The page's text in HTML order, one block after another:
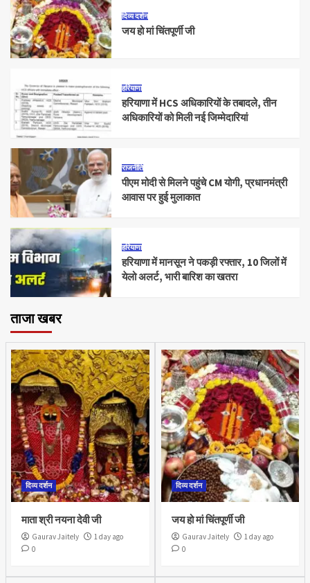
दिव्य दर्शन
जय हो मां चिंतपूर्णी जी
हरियाणा
हरियाणा में HCS अधिकारियों के तबादले, तीन
अधिकारियों को मिली नई जिम्मेदारियां
राजनीति
पीएम मोदी से मिलने पहुंचे CM योगी, प्रधानमंत्री
आवास पर हुई मुलाकात
हरियाणा
हरियाणा में मानसून ने पकड़ी रफ्तार, 10 जिलों में
येलो अलर्ट, भारी बारिश का खतरा
ताजा खबर
दिव्य दर्शन
माता श्री नयना देवी जी
Gaurav Jaitely
1 day ago
0
दिव्य दर्शन
जय हो मां चिंतपूर्णी जी
Gaurav Jaitely
1 day ago
0